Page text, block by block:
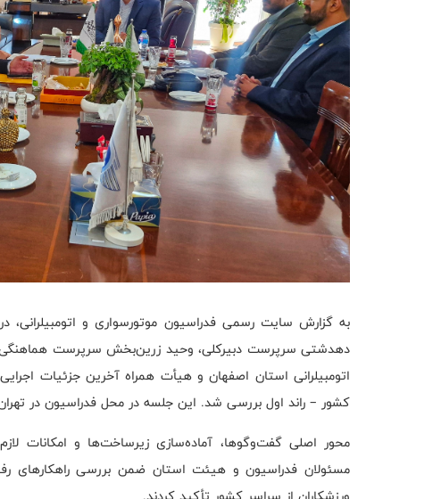
به گزارش سایت رسمی فدراسیون موتورسواری و
دهدشتی سرپرست دبیرکلی، وحید زرین‌بخش سرپرست
اتومبیلرانی استان اصفهان و هیأت همراه آخرین جزئیات
کشور – راند اول بررسی شد. این جلسه در محل فدراسیون در
محور اصلی گفت‌وگوها، آماده‌سازی زیرساخت‌ها و امکانات
مسئولان فدراسیون و هیئت استان ضمن بررسی راهکارهای